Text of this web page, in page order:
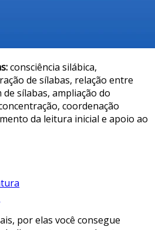
consciência silábica,
de sílabas, relação entre
sílabas, ampliação do
coordenação
da leitura inicial e apoio ao
por elas você consegue